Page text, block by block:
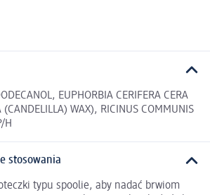
EUPHORBIA CERIFERA CERA
(CANDELILLA) WAX), RICINUS COMMUNIS
H
stosowania
typu spoolie, aby nadać brwiom